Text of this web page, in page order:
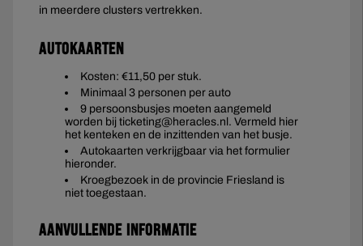
in meerdere clusters vertrekken.
Autokaarten
Kosten: €11,50 per stuk.
Minimaal 3 personen per auto
9 persoonsbusjes moeten aangemeld
worden bij ticketing@heracles.nl. Vermeld hier
het kenteken en de inzittenden van het busje.
Autokaarten verkrijgbaar via het formulier
hieronder.
Kroegbezoek in de provincie Friesland is
niet toegestaan.
Aanvullende informatie